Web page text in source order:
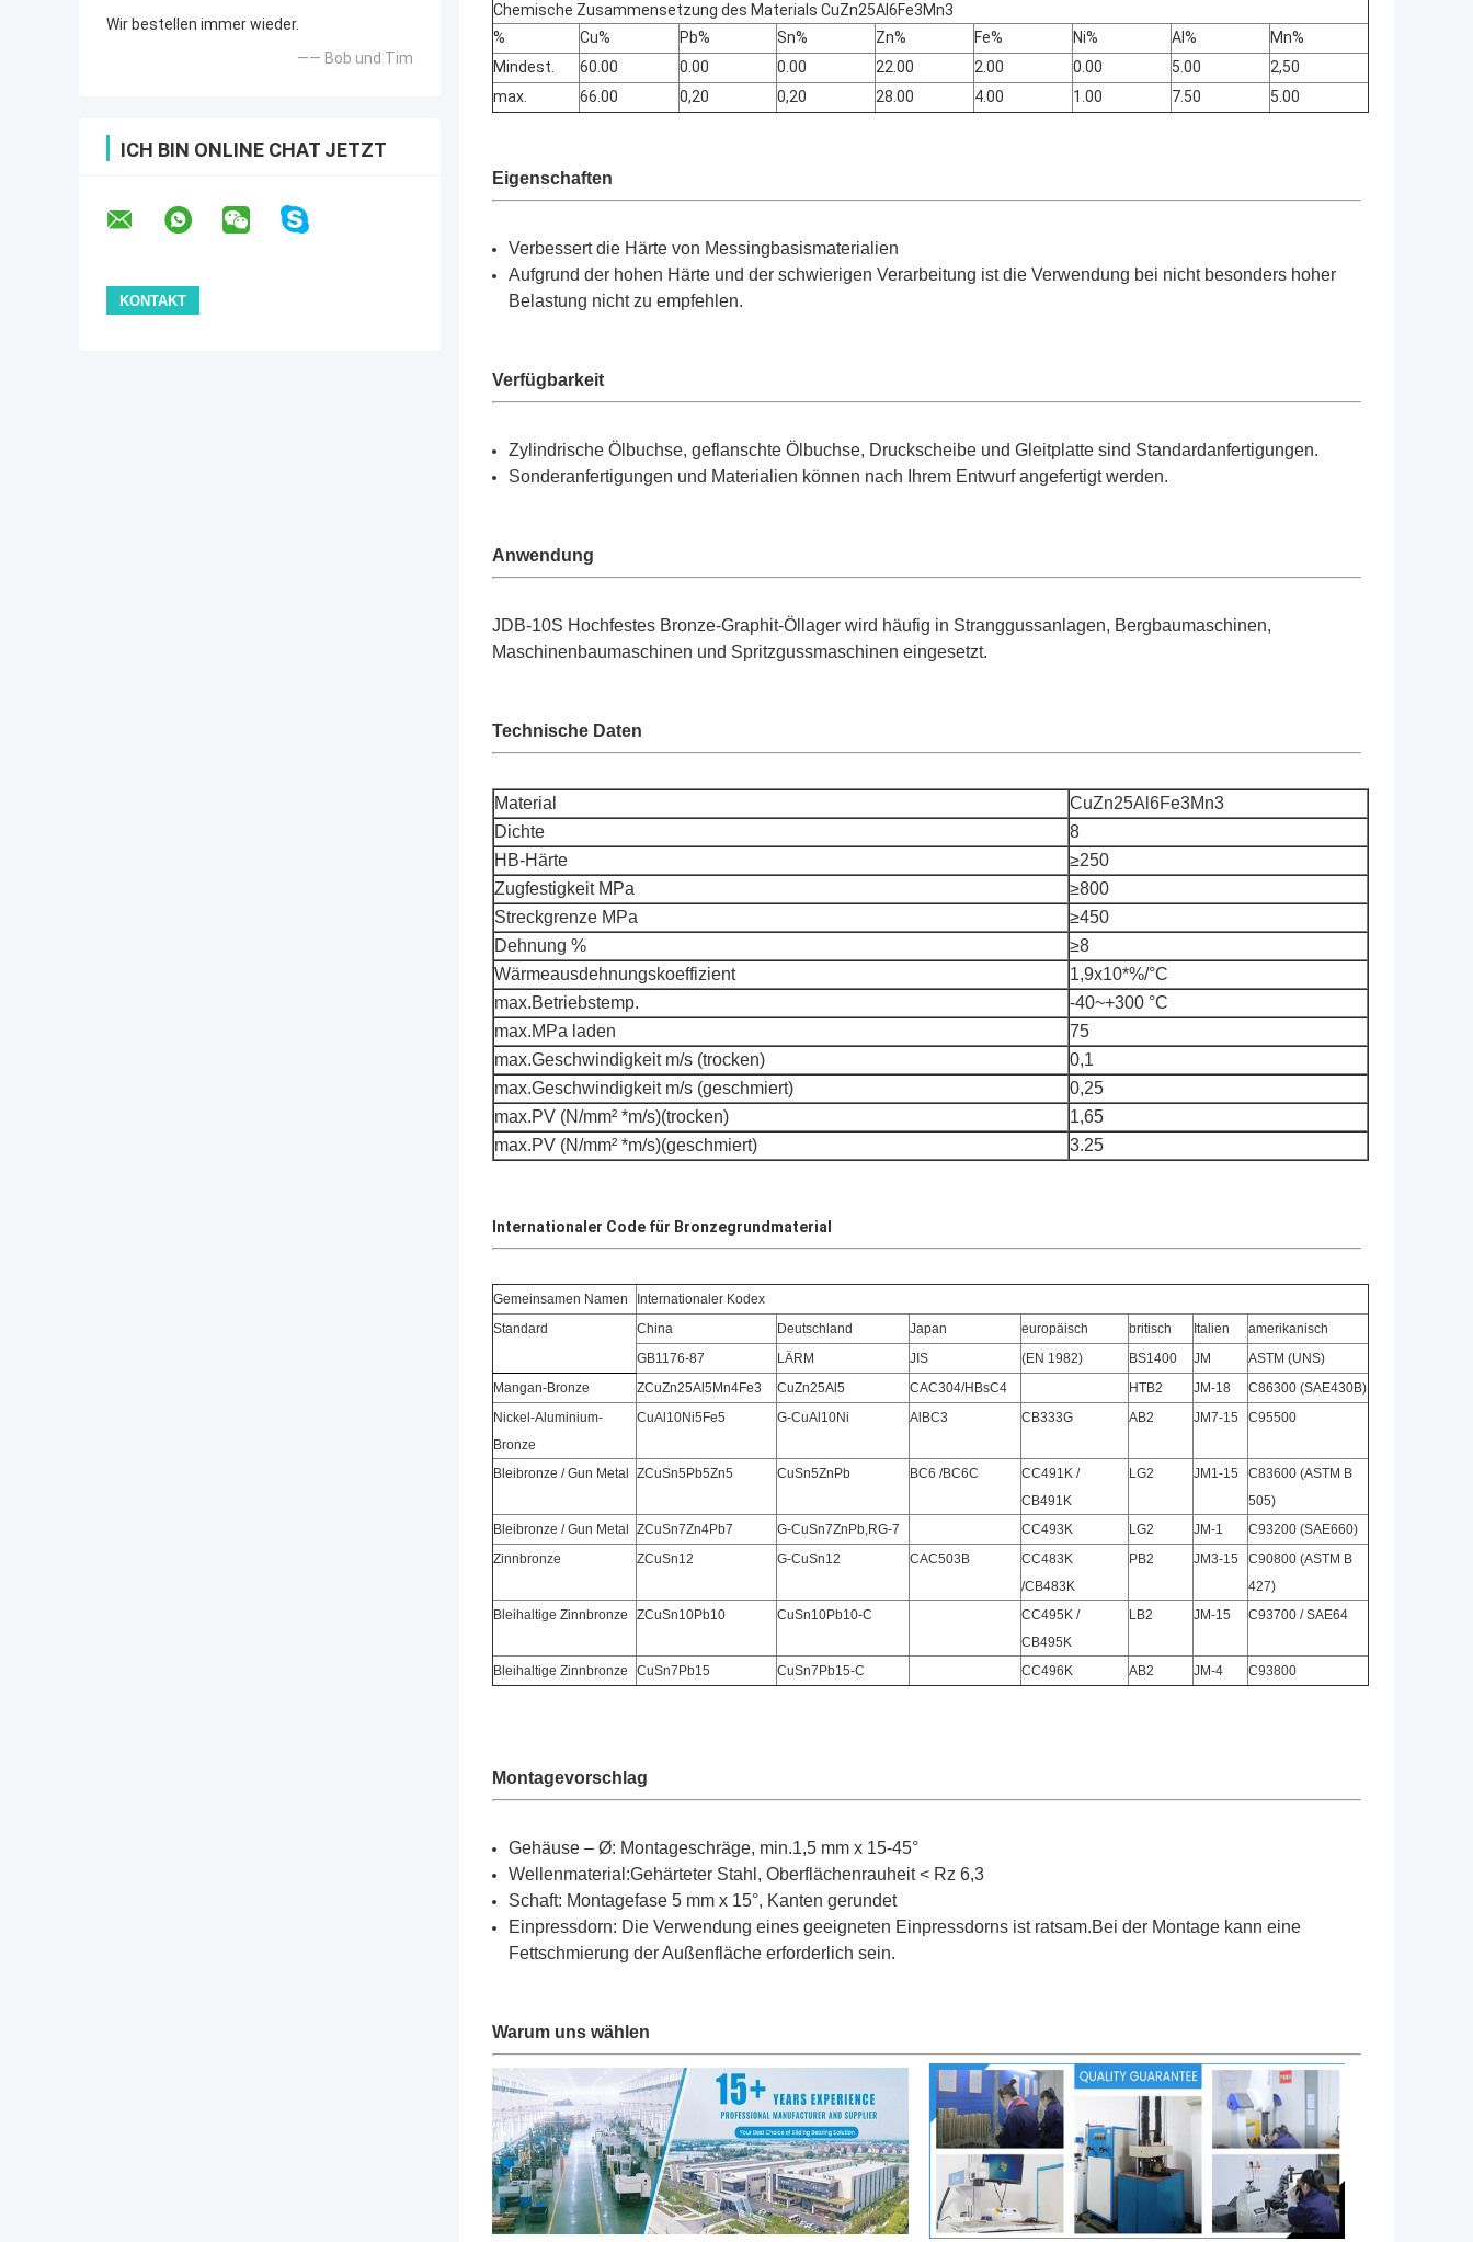
Wir bestellen immer wieder.
—— Bob und Tim
ICH BIN ONLINE CHAT JETZT
Chemische Zusammensetzung des Materials CuZn25Al6Fe3Mn3
%
Cu% Pb% Sn% Zn% Fe% Ni% Al%
Mn%
Mindest.
60.00 0.00 0.00 22.00 2.00 0.00 5.00
2,50
max.
66.00 0,20 0,20 28.00 4.00 1.00 7.50 5.00
Eigenschaften
Verbessert die Härte von Messingbasismaterialien
Aufgrund der hohen Härte und der schwierigen Verarbeitung ist die Verwendung bei nicht besonders hoher
Belastung nicht zu empfehlen.
Verfügbarkeit
Zylindrische Ölbuchse, geflanschte Ölbuchse, Druckscheibe und Gleitplatte sind Standardanfertigungen.
Sonderanfertigungen und Materialien können nach Ihrem Entwurf angefertigt werden.
Anwendung
JDB-10S Hochfestes Bronze-Graphit-Öllager wird häufig in Stranggussanlagen, Bergbaumaschinen,
Maschinenbaumaschinen und Spritzgussmaschinen eingesetzt.
Technische Daten
Material
CuZn25Al6Fe3Mn3
Dichte
8
HB-Härte
≥250
Zugfestigkeit MPa
≥800
Streckgrenze MPa
≥450
Dehnung %
≥8
Wärmeausdehnungskoeffizient
1,9x10*%/°C
max.Betriebstemp.
-40~+300 °C
max.MPa laden
75
max.Geschwindigkeit m/s (trocken)
0,1
max.Geschwindigkeit m/s (geschmiert)
0,25
max.PV (N/mm² *m/s)(trocken)
1,65
max.PV (N/mm² *m/s)(geschmiert)
3.25
Internationaler Code für Bronzegrundmaterial
Gemeinsamen Namen
Internationaler Kodex
Standard
China Deutschland Japan europäisch britisch Italien
amerikanisch
GB1176-87
LÄRM JIS (EN 1982) BS1400 JM
ASTM (UNS)
Mangan-Bronze
ZCuZn25Al5Mn4Fe3 CuZn25Al5 CAC304/HBsC4 HTB2 JM-18
C86300 (SAE430B)
Nickel-Aluminium-
Bronze
CuAl10Ni5Fe5 G-CuAl10Ni AlBC3 CB333G AB2 JM7-15 C95500
Bleibronze / Gun Metal ZCuSn5Pb5Zn5 CuSn5ZnPb BC6 /BC6C
CC491K /
CB491K
LG2 JM1-15
C83600 (ASTM B
505)
Bleibronze / Gun Metal
ZCuSn7Zn4Pb7 G-CuSn7ZnPb,RG-7 CC493K LG2 JM-1
C93200 (SAE660)
Zinnbronze
ZCuSn12 G-CuSn12 CAC503B
CC483K
/CB483K
PB2 JM3-15
C90800 (ASTM B
427)
Bleihaltige Zinnbronze
ZCuSn10Pb10 CuSn10Pb10-C
CC495K /
CB495K
LB2 JM-15 C93700 / SAE64
Bleihaltige Zinnbronze CuSn7Pb15 CuSn7Pb15-C CC496K AB2 JM-4 C93800
Montagevorschlag
Gehäuse – Ø: Montageschräge, min.1,5 mm x 15-45°
Wellenmaterial:Gehärteter Stahl, Oberflächenrauheit < Rz 6,3
Schaft: Montagefase 5 mm x 15°, Kanten gerundet
Einpressdorn: Die Verwendung eines geeigneten Einpressdorns ist ratsam.Bei der Montage kann eine
Fettschmierung der Außenfläche erforderlich sein.
Warum uns wählen